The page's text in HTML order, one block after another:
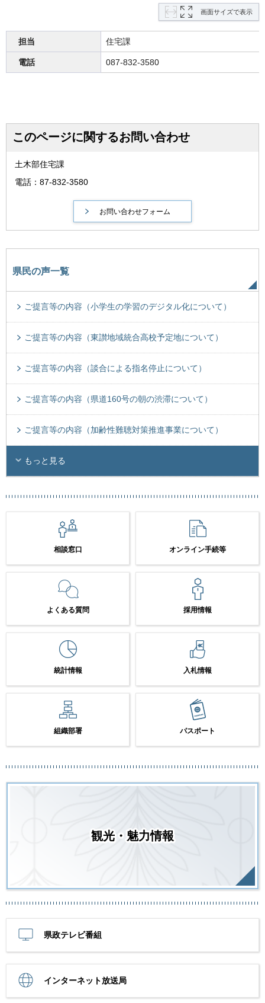
画面サイズで表示
担当 住宅課
電話 087-832-3580
このページに関するお問い合わせ
土木部住宅課
電話：87-832-3580
県民の声一覧
ご提言等の内容（小学生の学習のデジタル化について）
ご提言等の内容（東讃地域統合高校予定地について）
ご提言等の内容（談合による指名停止について）
ご提言等の内容（県道160号の朝の渋滞について）
ご提言等の内容（加齢性難聴対策推進事業について）
もっと見る
相談窓口 オンライン手続等
よくある質問 採用情報
統計情報 入札情報
組織部署 パスポート
観光・魅力情報
県政テレビ番組
インターネット放送局